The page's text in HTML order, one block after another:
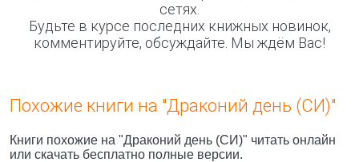
сетях.
Будьте в курсе последних книжных новинок,
комментируйте, обсуждайте. Мы ждём Вас!
Похожие книги на "Драконий день (СИ)"
Книги похожие на "Драконий день (СИ)" читать онлайн
или скачать бесплатно полные версии.